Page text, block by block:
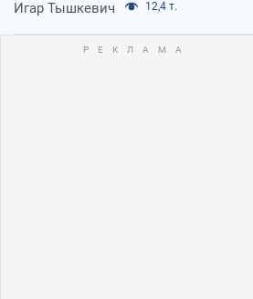
Игар Тышкевич 12,4 т.